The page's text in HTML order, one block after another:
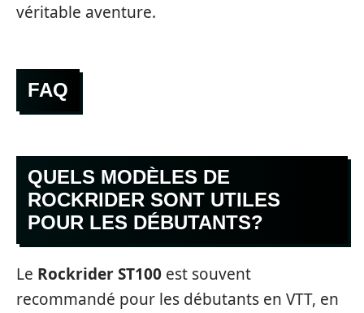
véritable aventure.
FAQ
QUELS MODÈLES DE
ROCKRIDER SONT UTILES
POUR LES DÉBUTANTS?
Le Rockrider ST100 est souvent
recommandé pour les débutants en VTT, en